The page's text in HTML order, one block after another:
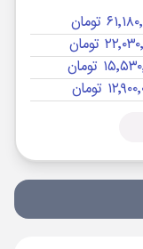
تومان
تومان
تومان
تومان